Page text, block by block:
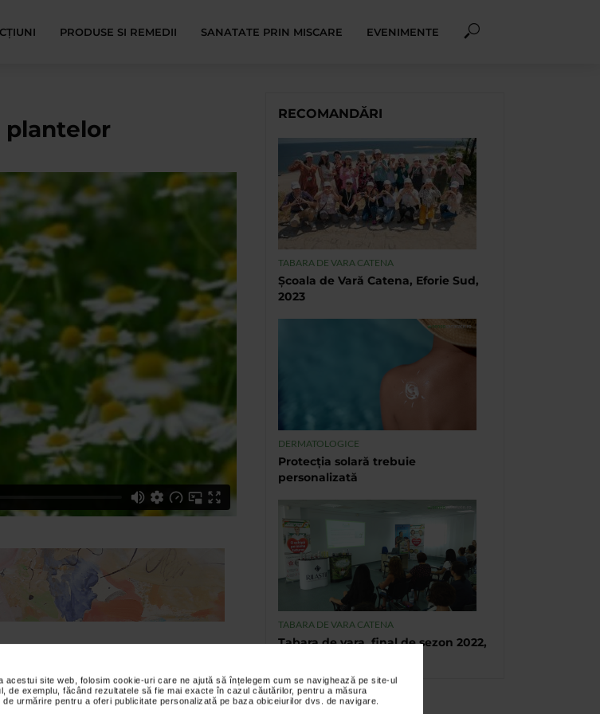
site web, folosim cookie-uri care ne ajută să înțelegem cum se navighează pe site-ul
de exemplu, făcând rezultatele să fie mai exacte în cazul căutărilor, pentru a măsura
urmărire pentru a oferi publicitate personalizată pe baza obiceiurilor dvs. de navigare.
PRODUSE SI REMEDII SANATATE PRIN MISCARE EVENIMENTE
apifitoterapie - Centrul Medical
plantelor si al produselor apicole.
RECOMANDĂRI
TABARA DE VARA CATENA
Școala de Vară Catena, Eforie Sud,
2023
DERMATOLOGICE
Protecția solară trebuie
personalizată
TABARA DE VARA CATENA
Tabara de vara, final de sezon 2022,